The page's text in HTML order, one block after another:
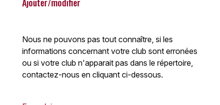
Ajouter/modifier
Nous ne pouvons pas tout connaître, si les
informations concernant votre club sont erronées
ou si votre club n'apparait pas dans le répertoire,
contactez-nous en cliquant ci-dessous.